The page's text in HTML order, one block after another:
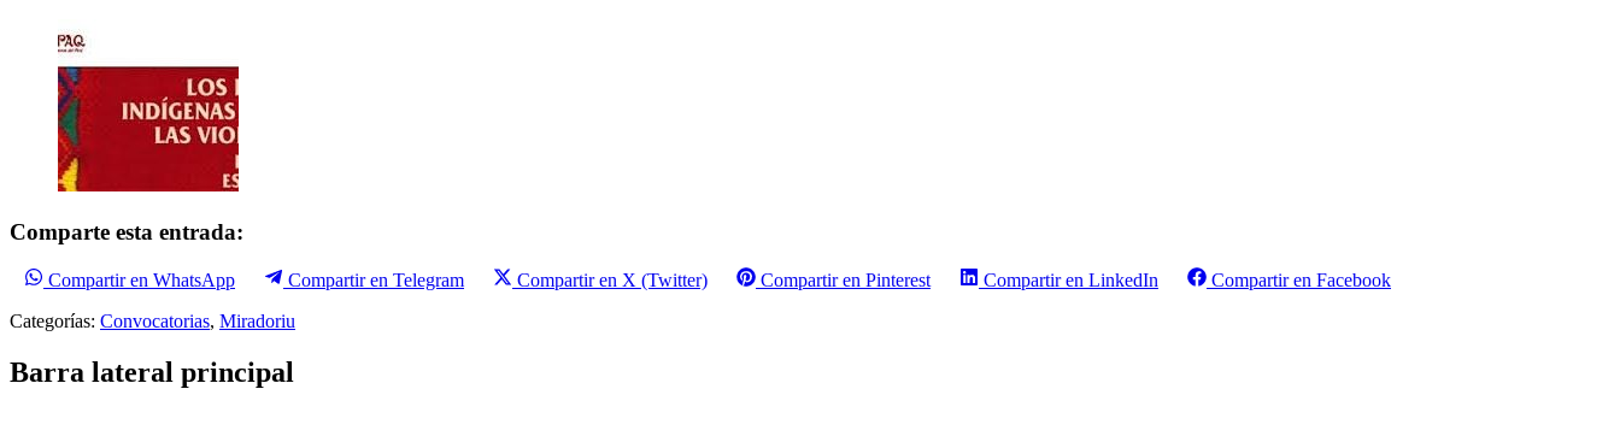
Comparte esta entrada:
Compartir en WhatsApp Compartir en Telegram Compartir en X (Twitter) Compartir en Pinterest Compartir en LinkedIn
Compartir en Facebook
Categorías: Convocatorias, Miradoriu
Barra lateral principal